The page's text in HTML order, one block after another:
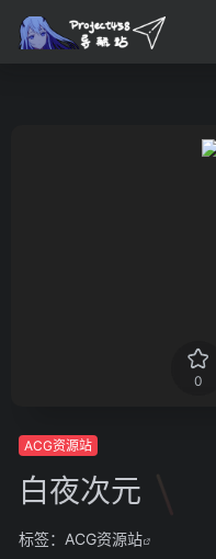
0
ACG资源站
白夜次元
标签： ACG资源站